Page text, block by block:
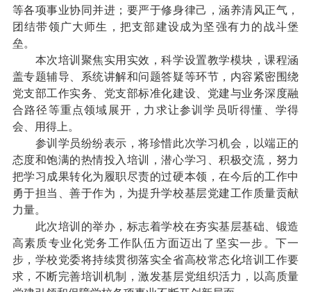
等各项事业协同并进；要严于修身律己，涵养清风正气，
团结带领广大师生，把支部建设成为坚强有力的战斗堡
垒。
本次培训聚焦实用实效，科学设置教学模块，课程涵
盖专题辅导、系统讲解和问题答疑等环节，内容紧密围绕
党支部工作实务、党支部标准化建设、党建与业务深度融
合路径等重点领域展开，力求让参训学员听得懂、学得
会、用得上。
参训学员纷纷表示，将珍惜此次学习机会，以端正的
态度和饱满的热情投入培训，潜心学习、积极交流，努力
把学习成果转化为履职尽责的过硬本领，在今后的工作中
勇于担当、善于作为，为提升学校基层党建工作质量贡献
力量。
此次培训的举办，标志着学校在夯实基层基础、锻造
高素质专业化党务工作队伍方面迈出了坚实一步。下一
步，学校党委将持续贯彻落实全省高校常态化培训工作要
求，不断完善培训机制，激发基层党组织活力，以高质量